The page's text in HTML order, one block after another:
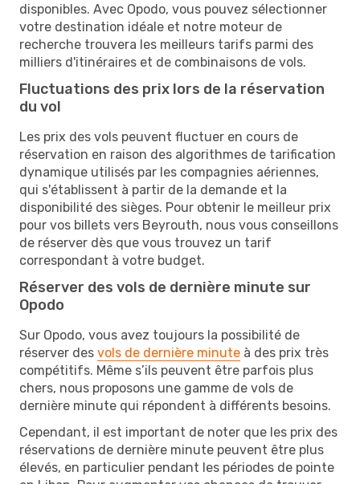
disponibles. Avec Opodo, vous pouvez sélectionner
votre destination idéale et notre moteur de
recherche trouvera les meilleurs tarifs parmi des
milliers d'itinéraires et de combinaisons de vols.
Fluctuations des prix lors de la réservation
du vol
Les prix des vols peuvent fluctuer en cours de
réservation en raison des algorithmes de tarification
dynamique utilisés par les compagnies aériennes,
qui s'établissent à partir de la demande et la
disponibilité des sièges. Pour obtenir le meilleur prix
pour vos billets vers Beyrouth, nous vous conseillons
de réserver dès que vous trouvez un tarif
correspondant à votre budget.
Réserver des vols de dernière minute sur
Opodo
Sur Opodo, vous avez toujours la possibilité de
réserver des vols de dernière minute à des prix très
compétitifs. Même s’ils peuvent être parfois plus
chers, nous proposons une gamme de vols de
dernière minute qui répondent à différents besoins.
Cependant, il est important de noter que les prix des
réservations de dernière minute peuvent être plus
élevés, en particulier pendant les périodes de pointe